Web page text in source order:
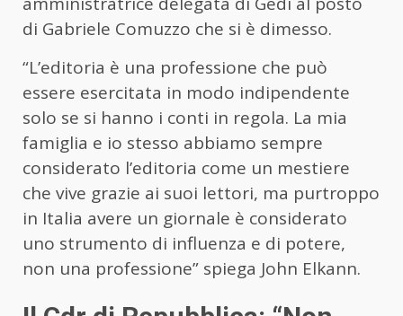
di Gabriele Comuzzo che si è dimesso.
“L’editoria è una professione che può
essere esercitata in modo indipendente
solo se si hanno i conti in regola. La mia
famiglia e io stesso abbiamo sempre
considerato l’editoria come un mestiere
che vive grazie ai suoi lettori, ma purtroppo
in Italia avere un giornale è considerato
uno strumento di influenza e di potere,
non una professione” spiega John Elkann.